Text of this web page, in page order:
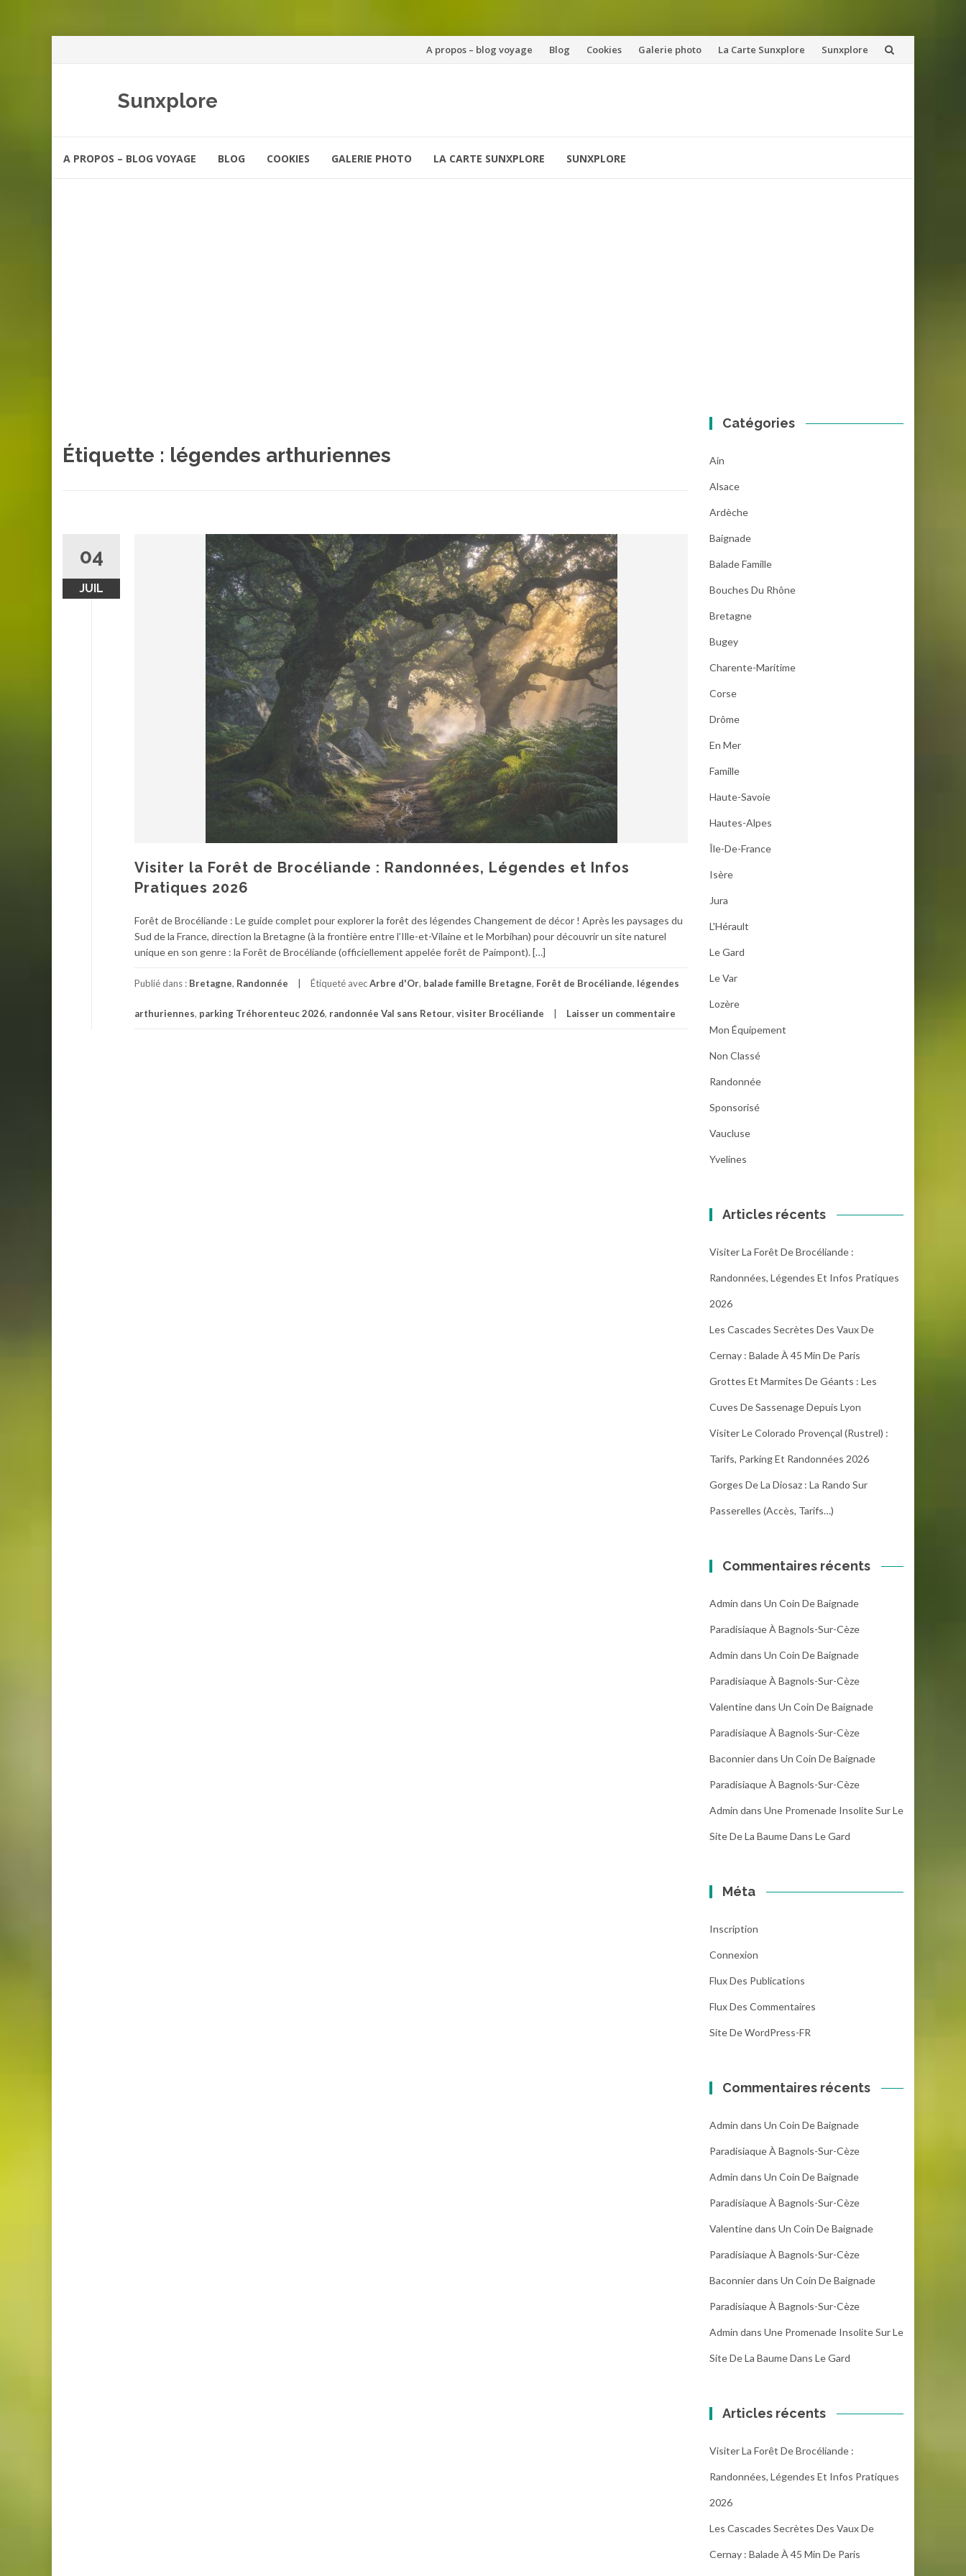
Aller
A propos – blog voyage Blog Cookies Galerie photo La Carte Sunxplore Sunxplore
Sunxplore
A PROPOS – BLOG VOYAGE BLOG COOKIES GALERIE PHOTO LA CARTE SUNXPLORE SUNXPLORE
Étiquette : légendes arthuriennes
04
JUIL
Visiter la Forêt de Brocéliande : Randonnées, Légendes et Infos
Pratiques 2026
Forêt de Brocéliande : Le guide complet pour explorer la forêt des légendes Changement de décor ! Après les paysages du
Sud de la France, direction la Bretagne (à la frontière entre l’Ille-et-Vilaine et le Morbihan) pour découvrir un site naturel
unique en son genre : la Forêt de Brocéliande (officiellement appelée forêt de Paimpont). […]
Publié dans : Bretagne, Randonnée Étiqueté avecArbre d'Or, balade famille Bretagne, Forêt de Brocéliande, légendes
arthuriennes, parking Tréhorenteuc 2026, randonnée Val sans Retour, visiter Brocéliande Laisser un commentaire
Catégories
Ain
Alsace
Ardèche
Baignade
Balade Famille
Bouches Du Rhône
Bretagne
Bugey
Charente-Maritime
Corse
Drôme
En Mer
Famille
Haute-Savoie
Hautes-Alpes
Île-De-France
Isère
Jura
L'Hérault
Le Gard
Le Var
Lozère
Mon Équipement
Non Classé
Randonnée
Sponsorisé
Vaucluse
Yvelines
Articles récents
Visiter La Forêt De Brocéliande :
Randonnées, Légendes Et Infos Pratiques
2026
Les Cascades Secrètes Des Vaux De
Cernay : Balade À 45 Min De Paris
Grottes Et Marmites De Géants : Les
Cuves De Sassenage Depuis Lyon
Visiter Le Colorado Provençal (Rustrel) :
Tarifs, Parking Et Randonnées 2026
Gorges De La Diosaz : La Rando Sur
Passerelles (Accès, Tarifs…)
Commentaires récents
Admin dans Un Coin De Baignade
Paradisiaque À Bagnols-Sur-Cèze
Admin dans Un Coin De Baignade
Paradisiaque À Bagnols-Sur-Cèze
Valentinedans Un Coin De Baignade
Paradisiaque À Bagnols-Sur-Cèze
Baconnierdans Un Coin De Baignade
Paradisiaque À Bagnols-Sur-Cèze
Admin dans Une Promenade Insolite Sur Le
Site De La Baume Dans Le Gard
Méta
Inscription
Connexion
Flux Des Publications
Flux Des Commentaires
Site De WordPress-FR
Commentaires récents
Admin dans Un Coin De Baignade
Paradisiaque À Bagnols-Sur-Cèze
Admin dans Un Coin De Baignade
Paradisiaque À Bagnols-Sur-Cèze
Valentinedans Un Coin De Baignade
Paradisiaque À Bagnols-Sur-Cèze
Baconnierdans Un Coin De Baignade
Paradisiaque À Bagnols-Sur-Cèze
Admin dans Une Promenade Insolite Sur Le
Site De La Baume Dans Le Gard
Articles récents
Visiter La Forêt De Brocéliande :
Randonnées, Légendes Et Infos Pratiques
2026
Les Cascades Secrètes Des Vaux De
Cernay : Balade À 45 Min De Paris